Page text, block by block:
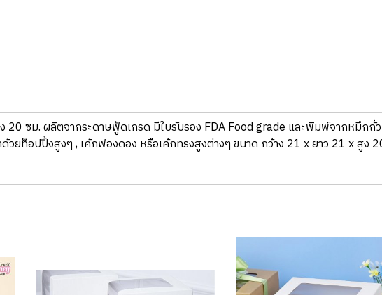
20 ซม. ผลิตจากระดาษฟู้ดเกรด มีใบรับรอง FDA Food grade และพิมพ์จากหมึกถั่
วยท็อปปิ้งสูงๆ , เค้กฟองดอง หรือเค้กทรงสูงต่างๆ ขนาด กว้าง 21 x ยาว 21 x สูง